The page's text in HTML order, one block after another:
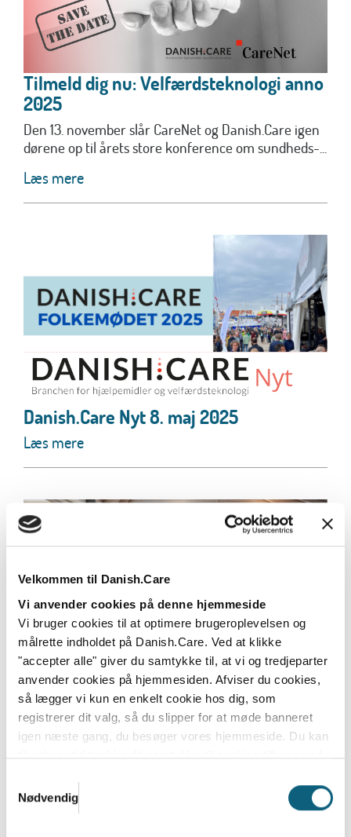
Velkommen til Danish.Care
Vi anvender cookies på denne hjemmeside
Vi bruger cookies til at optimere brugeroplevelsen og
målrette indholdet på Danish.Care. Ved at klikke
"accepter alle" giver du samtykke til, at vi og tredjeparter
anvender cookies på hjemmesiden. Afviser du cookies,
så lægger vi kun en enkelt cookie hos dig, som
registrerer dit valg, så du slipper for at møde banneret
igen næste gang, du besøger vores hjemmeside. Du kan
til enhver tid trække dit samtykke til cookies tilbage ved
Danish.Cares privatlivs- og cookiepolitik
Nødvendig
Tilmeld dig nu: Velfærdsteknologi anno
2025
Den 13. november slår CareNet og Danish.Care igen
dørene op til årets store konference om sundheds-...
Læs mere
Danish.Care Nyt 8. maj 2025
Læs mere
Danish.Care Årsdag 2025 med
generalforsamling
Dagen byder på netværk, ny viden og politisk
perspektiv på implementering af velfærdsteknologi
og...
Læs mere